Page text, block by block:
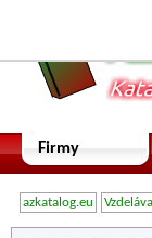
Firmy
azkatalog.eu